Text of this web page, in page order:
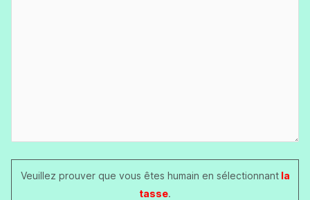
Veuillez prouver que vous êtes humain en sélectionnantla
tasse.